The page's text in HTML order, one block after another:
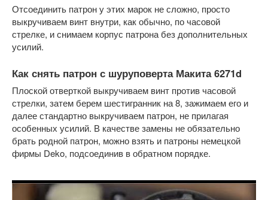
Отсоединить патрон у этих марок не сложно, просто
выкручиваем винт внутри, как обычно, по часовой
стрелке, и снимаем корпус патрона без дополнительных
усилий.
Как снять патрон с шуруповерта Макита 6271d
Плоской отверткой выкручиваем винт против часовой
стрелки, затем берем шестигранник на 8, зажимаем его и
далее стандартно выкручиваем патрон, не прилагая
особенных усилий. В качестве замены не обязательно
брать родной патрон, можно взять и патроны немецкой
фирмы Deko, подсоединив в обратном порядке.